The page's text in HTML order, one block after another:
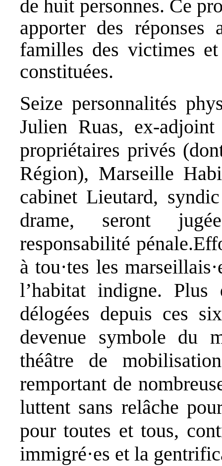
de huit personnes. Ce
apporter des réponses
familles des victimes
constituées.
Seize personnalités
Julien Ruas, ex-
propriétaires privés
Région), Marseille
cabinet Lieutard,
drame, seront
responsabilité
à tou·tes les
l’habitat indigne.
délogées depuis ces
devenue symbole du
théâtre de
remportant de
luttent sans relâche
pour toutes et tous,
immigré·es et la